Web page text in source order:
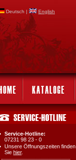
Deutsch | English
Service-Hotline:
07231 98 23 - 0
Unsere Öffnungszeiten finden
Sie hier.